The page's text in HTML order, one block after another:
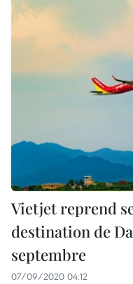
Vietjet reprend
destination de
septembre
07/09/2020 04:12